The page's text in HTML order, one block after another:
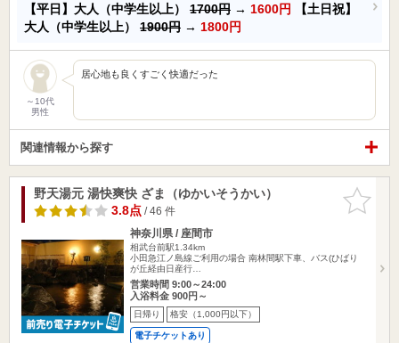
【平日】大人（中学生以上） 1700円 → 1600円
【土日祝】
大人（中学生以上） 1900円 → 1800円
～10代
男性
居心地も良くすごく快適だった
関連情報から探す
お気に入
りに追加
野天湯元 湯快爽快 ざま（ゆかいそうかい）
3.8点/ 46 件
神奈川県 / 座間市
相武台前駅1.34km
小田急江ノ島線ご利用の場合 南林間駅下車、バス(ひばり
が丘経由日産行…
営業時間 9:00～24:00
入浴料金 900円～
日帰り 格安（1,000円以下）
電子チケットあり